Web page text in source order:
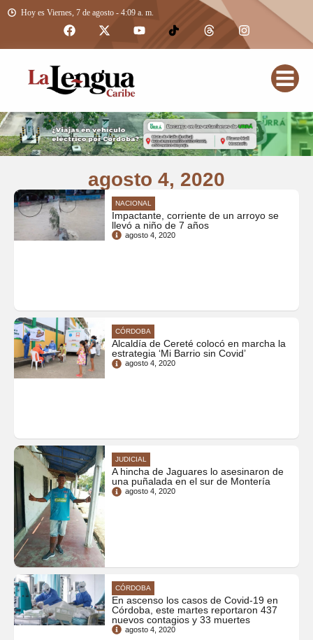
Hoy es Viernes, 7 de agosto - 4:09 a. m.
agosto 4, 2020
NACIONAL
Impactante, corriente de un arroyo se
llevó a niño de 7 años
agosto 4, 2020
CÓRDOBA
Alcaldía de Cereté colocó en marcha la
estrategia ‘Mi Barrio sin Covid’
agosto 4, 2020
JUDICIAL
A hincha de Jaguares lo asesinaron de
una puñalada en el sur de Montería
agosto 4, 2020
CÓRDOBA
En ascenso los casos de Covid-19 en
Córdoba, este martes reportaron 437
nuevos contagios y 33 muertes
agosto 4, 2020